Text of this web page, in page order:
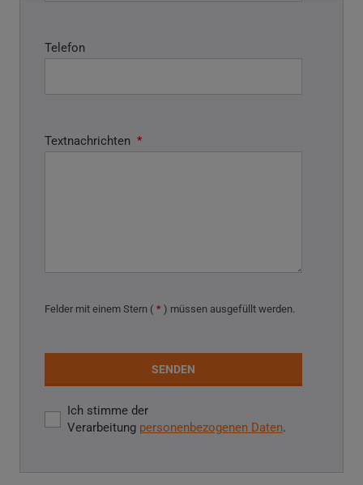
Telefon
Textnachrichten *
Felder mit einem Stern ( * ) müssen ausgefüllt werden.
SENDEN
Verarbeitungpersonenbezogenen
Ich stimme der
Verarbeitung personenbezogenen Daten.